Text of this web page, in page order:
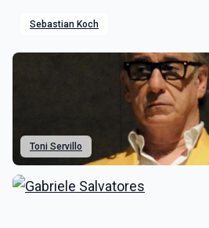
Sebastian Koch
Toni Servillo